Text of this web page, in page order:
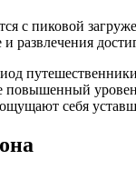
с пиковой
себя